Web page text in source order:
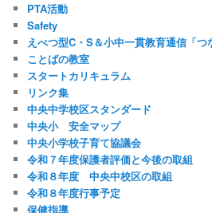
PTA活動
Safety
えべつ型C・S＆小中一貫教育通信「つ
ことばの教室
スタートカリキュラム
リンク集
中央中学校区スタンダード
中央小 安全マップ
中央小学校子育て協議会
令和７年度保護者評価と今後の取組
令和８年度 中央中校区の取組
令和８年度行事予定
保健指導